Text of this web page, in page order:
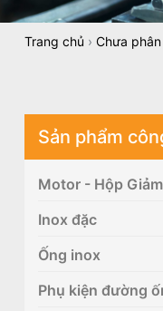
Trang chủ › Chưa
Sản phẩm
Motor - Hộp
Inox đặc
Ống inox
Phụ kiện đường